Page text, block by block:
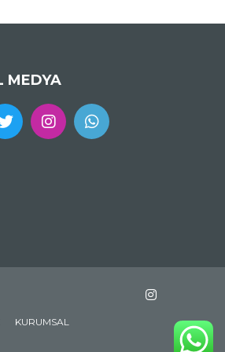
MEDYA
KURUMSAL